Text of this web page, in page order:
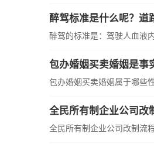
醉驾标准是什么呢？道
醉驾的标准是：驾驶人血液
包办婚姻买卖婚姻是事
包办婚姻买卖婚姻属于哪些
全民所有制企业公司改
全民所有制企业公司改制流